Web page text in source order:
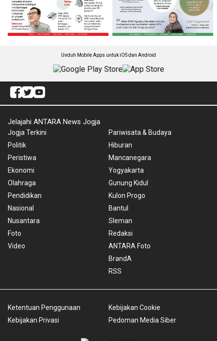
Unduh Mobile Apps untuk iOS dan Android
Jelajahi ANTARA News Jogja
Jogja Terkini
Politik
Peristiwa
Ekonomi
Olahraga
Pendidikan
Nasional
Nusantara
Foto
Video
Pariwisata & Budaya
Hiburan
Mancanegara
Yogyakarta
Gunung Kidul
Kulon Progo
Bantul
Sleman
Redaksi
ANTARA Foto
BrandA
RSS
Ketentuan Penggunaan
Kebijakan Privasi
Kebijakan Cookie
Pedoman Media Siber